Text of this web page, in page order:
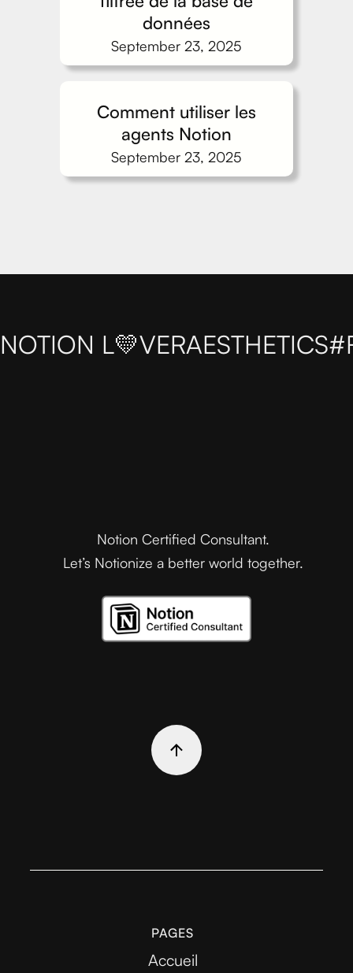
données
September 23, 2025
Comment utiliser les
agents Notion
September 23, 2025
NOTION L💛VERAESTHETICS
Notion Certified Consultant.
Let’s Notionize a better world together.
PAGES
Accueil